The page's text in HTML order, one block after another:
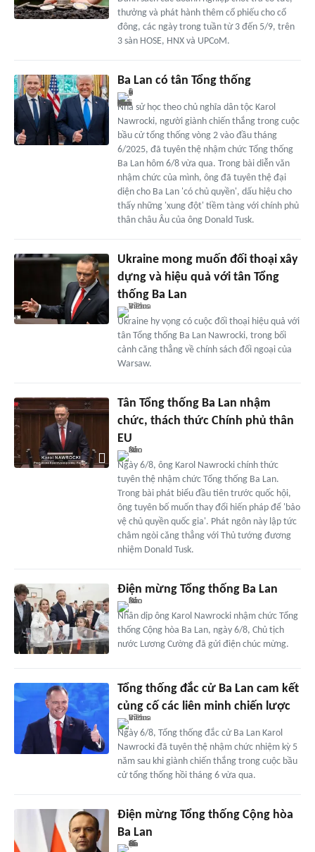
thưởng và phát hành thêm cổ phiếu cho cổ
đông, các ngày trong tuần từ 3 đến 5/9, trên
3 sàn HOSE, HNX và UPCoM.
Ba Lan có tân Tổng thống
Nhà sử học theo chủ nghĩa dân tộc Karol
Nawrocki, người giành chiến thắng trong cuộc
bầu cử tổng thống vòng 2 vào đầu tháng
6/2025, đã tuyên thệ nhậm chức Tổng thống
Ba Lan hôm 6/8 vừa qua. Trong bài diễn văn
nhậm chức của mình, ông đã tuyên thệ đại
diện cho Ba Lan 'có chủ quyền', dấu hiệu cho
thấy những 'xung đột' tiềm tàng với chính phủ
thân châu Âu của ông Donald Tusk.
Ukraine mong muốn đối thoại xây
dựng và hiệu quả với tân Tổng
thống Ba Lan
Ukraine hy vọng có cuộc đối thoại hiệu quả với
tân Tổng thống Ba Lan Nawrocki, trong bối
cảnh căng thẳng về chính sách đối ngoại của
Warsaw.
Tân Tổng thống Ba Lan nhậm
chức, thách thức Chính phủ thân
EU
Ngày 6/8, ông Karol Nawrocki chính thức
tuyên thệ nhậm chức Tổng thống Ba Lan.
Trong bài phát biểu đầu tiên trước quốc hội,
ông tuyên bố muốn thay đổi hiến pháp để 'bảo
vệ chủ quyền quốc gia'. Phát ngôn này lập tức
châm ngòi căng thẳng với Thủ tướng đương
nhiệm Donald Tusk.
Điện mừng Tổng thống Ba Lan
Nhân dịp ông Karol Nawrocki nhậm chức Tổng
thống Cộng hòa Ba Lan, ngày 6/8, Chủ tịch
nước Lương Cường đã gửi điện chúc mừng.
Tổng thống đắc cử Ba Lan cam kết
củng cố các liên minh chiến lược
Ngày 6/8, Tổng thống đắc cử Ba Lan Karol
Nawrocki đã tuyên thệ nhậm chức nhiệm kỳ 5
năm sau khi giành chiến thắng trong cuộc bầu
cử tổng thống hồi tháng 6 vừa qua.
Điện mừng Tổng thống Cộng hòa
Ba Lan